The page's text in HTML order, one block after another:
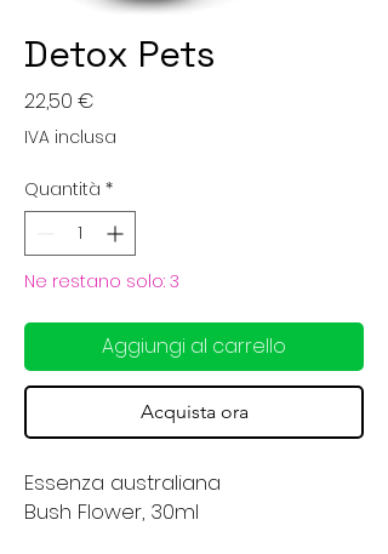
Detox Pets
22,50 €
IVA inclusa
Quantità *
Ne restano solo: 3
Aggiungi al carrello
Acquista ora
Essenza australiana
Bush Flower, 30ml